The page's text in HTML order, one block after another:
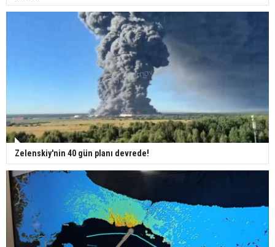
Zelenskiy'nin 40 gün planı devrede!